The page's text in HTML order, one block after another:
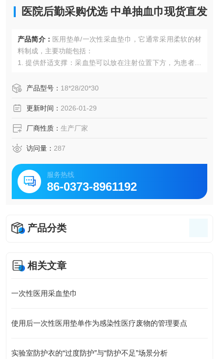
医院后勤采购优选 中单抽血巾现货直发
产品简介： 医用垫单/一次性采血垫巾，它通常采用柔软的材
料制成，主要功能包括：
1. 提供舒适支撑：采血垫可以放在注射位置下方，为患者提
2. 缓解疼痛和压力：在采血过程中，针头会穿透皮肤进入血
痛感。
漏到床上或衣物上。
产品型号： 18*28/20*30
更新时间： 2026-01-29
厂商性质： 生产厂家
访问量： 287
服务热线
86-0373-8961192
产品分类
相关文章
一次性医用采血垫巾
使用后一次性医用垫单作为感染性医疗废物的管理要点
实验室防护衣的“过度防护”与“防护不足”场景分析